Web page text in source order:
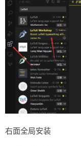
右面全局安装